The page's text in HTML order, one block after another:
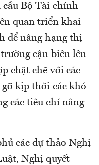
cầu Bộ Tài chính
quan triển khai
để nâng hạng thị
cận biên lên
chặt chẽ với các
kịp thời các khó
các tiêu chí nâng
các dự thảo Nghị
Nghị quyết